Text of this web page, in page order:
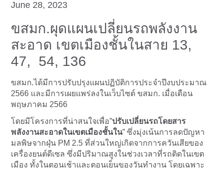
June 28, 2023
ขสมก.ผุดแผนเปลี่ยนรถพลังงาน
สะอาด เขตเมืองชั้นในสาย 13,
47, 54, 136
ขสมก.ได้มีการปรับปรุงแผนปฏิบัติการประจำปีงบประมาณ
2566 และมีการเผยแพร่ลงในเว็บไซต์ ขสมก. เมื่อเดือน
พฤษภาคม 2566
โดยมีโครงการที่น่าสนใจเพื่อ”ปรับเปลี่ยนรถโดยสาร
พลังงานสะอาดในเขตเมืองชั้นใน” ซึ่งมุ่งเน้นการลดปัญหา
มลพิษจากฝุ่น PM 2.5 ที่ส่วนใหญ่เกิดจากการควันเสียของ
เครื่องยนต์ดีเซล ซึ่งมีปริมาณสูงในช่วงเวลาที่รถติดในเขต
เมือง ทั้งในตอนเช้าและตอนเย็นของวันทำงาน โดยเฉพาะ